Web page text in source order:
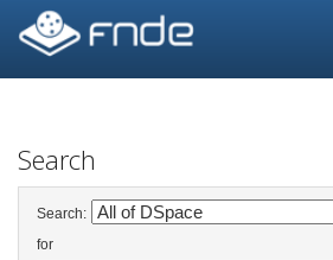
navigation
Search
Search:
for